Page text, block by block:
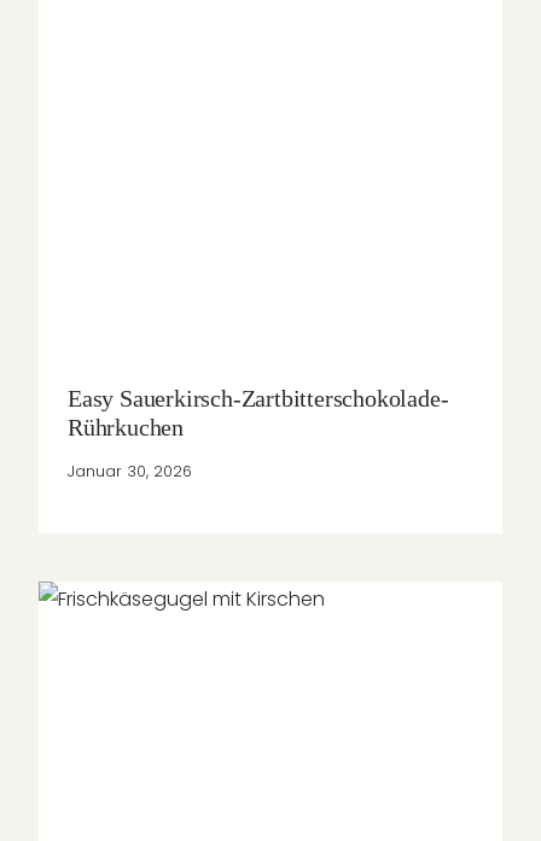
Easy Sauerkirsch-Zartbitterschokolade-
Rührkuchen
Januar 30, 2026